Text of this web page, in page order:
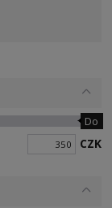
Do
CZK